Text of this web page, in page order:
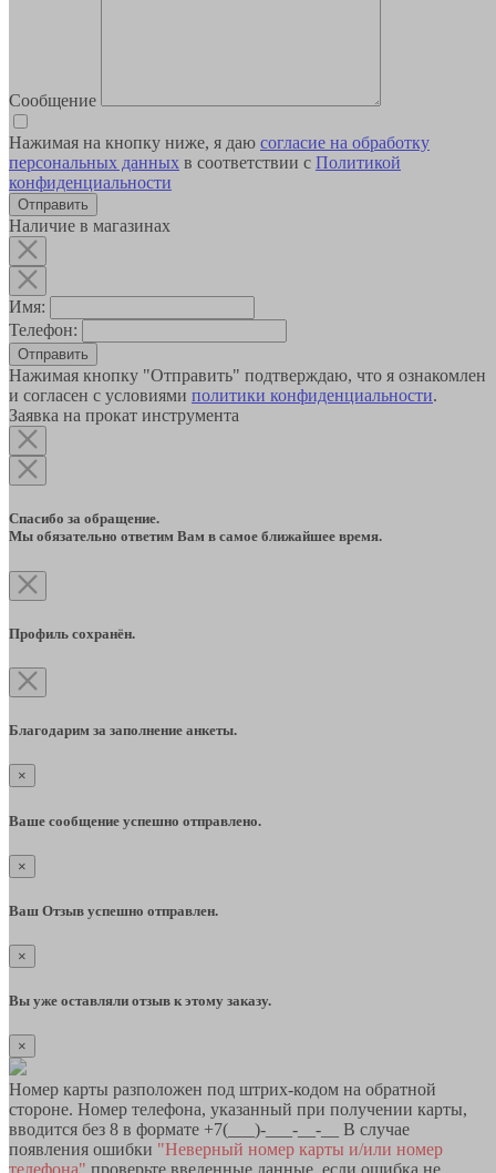
Сообщение
Нажимая на кнопку ниже, я даю согласие на обработку
персональных данных в соответствии с Политикой
конфиденциальности
Наличие в магазинах
Имя:
Телефон:
Отправить
Нажимая кнопку "Отправить" подтверждаю, что я ознакомлен
и согласен с условиями политики конфиденциальности.
Заявка на прокат инструмента
Спасибо за обращение.
Мы обязательно ответим Вам в самое ближайшее время.
Профиль сохранён.
Благодарим за заполнение анкеты.
×
Ваше сообщение успешно отправлено.
×
Ваш Отзыв успешно отправлен.
×
Вы уже оставляли отзыв к этому заказу.
×
Номер карты разположен под штрих-кодом на обратной
стороне. Номер телефона, указанный при получении карты,
вводится без 8 в формате +7(___)-___-__-__ В случае
появления ошибки "Неверный номер карты и/или номер